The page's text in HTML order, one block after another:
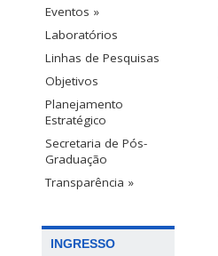
Eventos »
Laboratórios
Linhas de Pesquisas
Objetivos
Planejamento
Estratégico
Secretaria de Pós-
Graduação
Transparência »
INGRESSO